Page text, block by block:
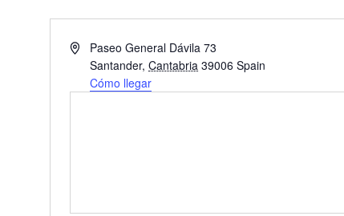
Dirección
Paseo General Dávila 73
Santander, Cantabria 39006 Spain
Cómo llegar